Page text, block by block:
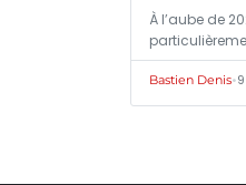
À l’aube de
Bastien Denis•